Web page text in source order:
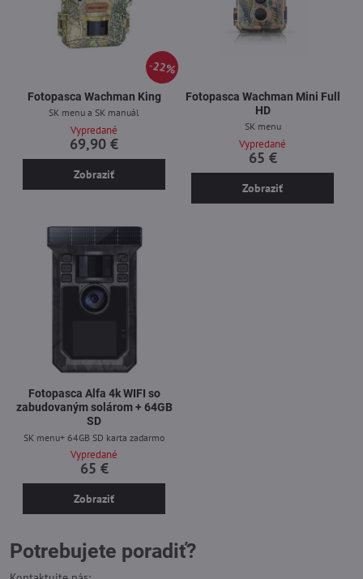
22%
Fotopasca Wachman King
SK menu a SK manuál
Vypredané
69,90 €
Zobraziť
Fotopasca Wachman Mini Full
HD
SK menu
Vypredané
65 €
Zobraziť
Fotopasca Alfa 4k WIFI so
zabudovaným solárom + 64GB
SD
SK menu+ 64GB SD karta zadarmo
Vypredané
65 €
Zobraziť
Potrebujete poradiť?